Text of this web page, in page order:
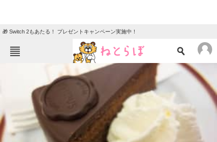
🎁 Switch 2もあたる！ プレゼントキャンペーン実施中！
ニュース
クイズ
グルメ 地域
住まい 教育・育児